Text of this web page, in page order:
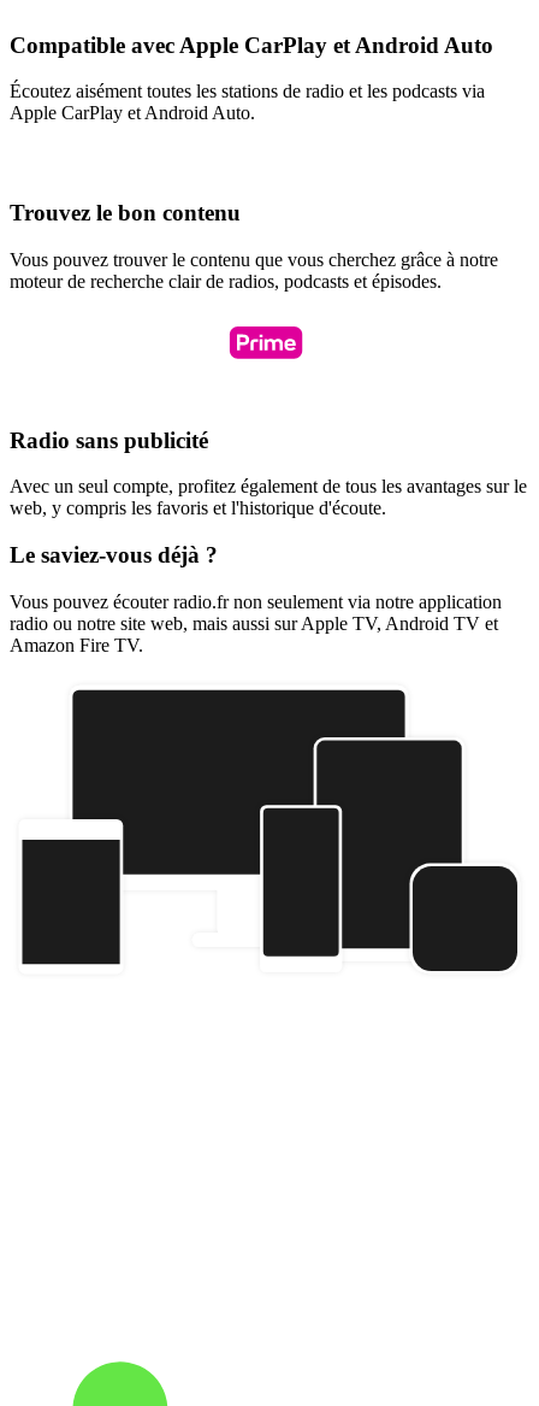
Compatible avec Apple CarPlay et Android Auto
Écoutez aisément toutes les stations de radio et les podcasts via
Apple CarPlay et Android Auto.
Trouvez le bon contenu
Vous pouvez trouver le contenu que vous cherchez grâce à notre
moteur de recherche clair de radios, podcasts et épisodes.
Radio sans publicité
Avec un seul compte, profitez également de tous les avantages sur le
web, y compris les favoris et l'historique d'écoute.
Le saviez-vous déjà ?
Vous pouvez écouter radio.fr non seulement via notre application
radio ou notre site web, mais aussi sur Apple TV, Android TV et
Amazon Fire TV.